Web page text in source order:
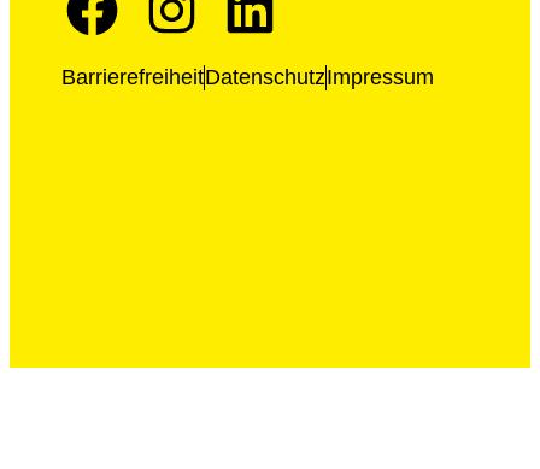
BarrierefreiheitDatenschutzImpressum